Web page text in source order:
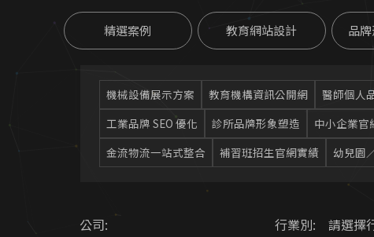
精選案例 教育網站設計 品
機械設備展示方案 教育機構資訊公開網 醫師個人
工業品牌 SEO 優化
診所品牌形象塑造 中小企業官
金流物流一站式整合
補習班招生官網實績 幼兒園
公司: 行業別: 請選擇